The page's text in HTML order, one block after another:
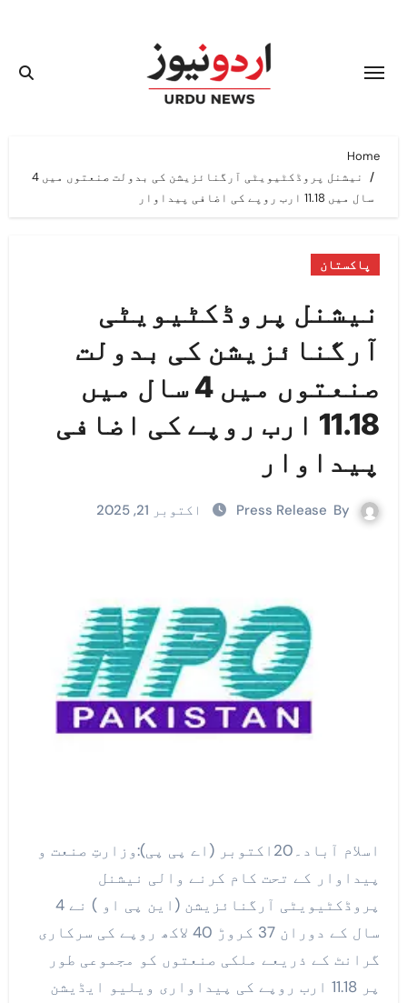
content
Home
نیشنل پروڈکٹیویٹی آرگنائزیشن کی بدولت صنعتوں میں 4
سال میں 11.18 ارب روپے کی اضافی پیداوار
پاکستان
نیشنل پروڈکٹیویٹی
آرگنائزیشن کی بدولت
صنعتوں میں 4 سال میں
11.18 ارب روپے کی اضافی
پیداوار
Press Release اکتوبر 21, 2025
اسلام آباد۔20اکتوبر (اے پی پی):وزارتِ صنعت و
پیداوار کے تحت کام کرنے والی نیشنل
پروڈکٹیویٹی آرگنائزیشن (این پی او ) نے 4
سال کے دوران 37 کروڑ 40 لاکھ روپے کی سرکاری
گرانٹ کے ذریعے ملکی صنعتوں کو مجموعی طور
پر 11.18 ارب روپے کی پیداواری ویلیو ایڈیشن